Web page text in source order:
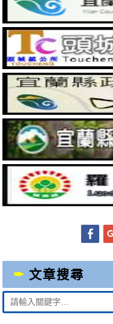
文章搜尋
Suche
nach: